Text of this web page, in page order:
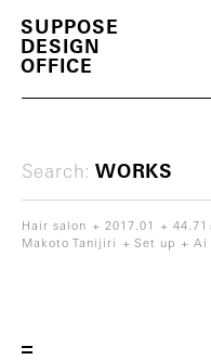
SU P POS E
D ES G N
O F F C E
Search: WORKS
Hair salon 2017.01 44.71
Makoto Tanijiri
Set up
Ai